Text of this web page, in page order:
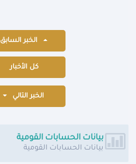
الخبر السابق
كل الأخبار
الخبر التالي
بيانات الحسابات القومية
بيانات الحسابات القومية